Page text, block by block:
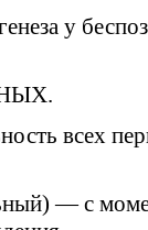
у
всех
— с